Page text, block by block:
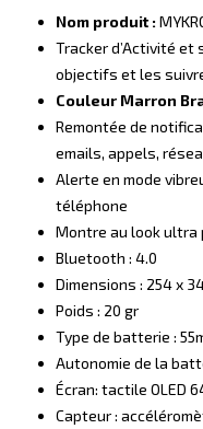
Nom produit :
Tracker d’Activité et
objectifs et les
Couleur Marron
Remontée de
emails, appels,
Alerte en mode
téléphone
Montre au look ultra
Bluetooth : 4.0
Dimensions : 254 x
Poids : 20 gr
Type de batterie :
Autonomie de la
Écran: tactile OLED
Capteur :